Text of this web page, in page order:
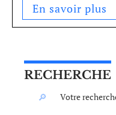
En savoir plus
RECHERCHE